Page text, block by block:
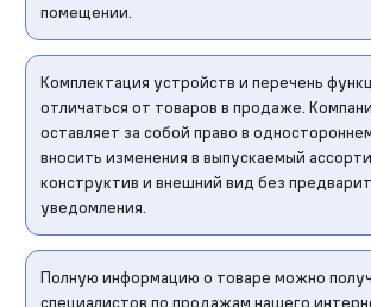
помещении.
Комплектация устройств и перечень
отличаться от товаров в продаже.
оставляет за собой право в
вносить изменения в выпускаемый
конструктив и внешний вид без
уведомления.
Полную информацию о товаре можно
специалистов по продажам нашего